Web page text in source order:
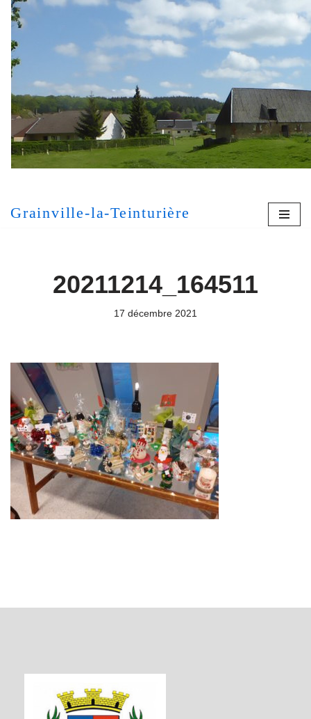
Aller
au
contenu
Grainville-la-Teinturière
20211214_164511
17 décembre 2021